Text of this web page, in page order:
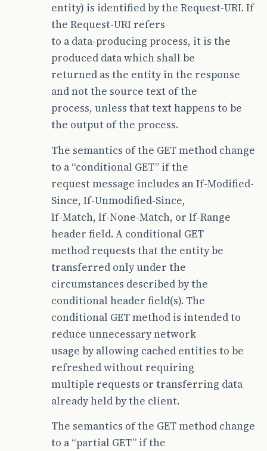
entity) is identified by the Request-URI. If
the Request-URI refers
to a data-producing process, it is the
produced data which shall be
returned as the entity in the response
and not the source text of the
process, unless that text happens to be
the output of the process.
The semantics of the GET method change
to a “conditional GET” if the
request message includes an If-Modified-
Since, If-Unmodified-Since,
If-Match, If-None-Match, or If-Range
header field. A conditional GET
method requests that the entity be
transferred only under the
circumstances described by the
conditional header field(s). The
conditional GET method is intended to
reduce unnecessary network
usage by allowing cached entities to be
refreshed without requiring
multiple requests or transferring data
already held by the client.
The semantics of the GET method change
to a “partial GET” if the